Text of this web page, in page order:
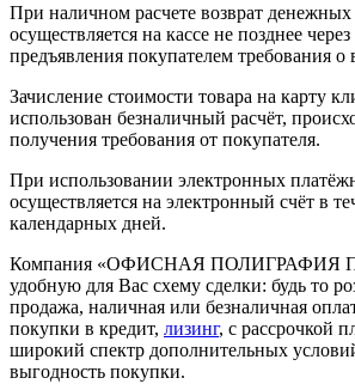
При наличном расчете возврат денежных
осуществляется на кассе не позднее
предъявления покупателем требования о
Зачисление стоимости товара на карту
использован безналичный расчёт,
получения требования от покупателя.
При использовании электронных
осуществляется на электронный счёт в
календарных дней.
Компания «ОФИСНАЯ ПОЛИГРАФИЯ
удобную для Вас схему сделки: будь то
продажа, наличная или безналичная
покупки в кредит, лизинг, с рассрочкой
широкий спектр дополнительных
выгодность покупки.